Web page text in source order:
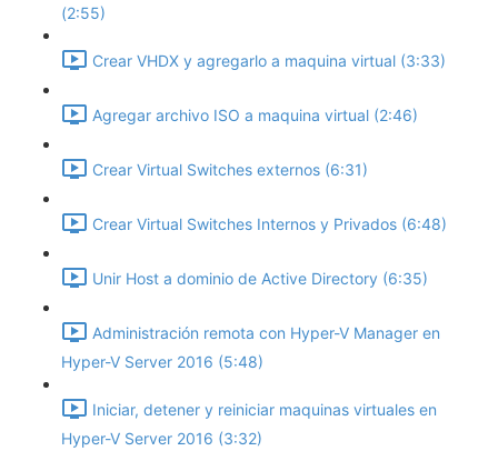
(2:55)
Crear VHDX y agregarlo a maquina virtual (3:33)
Agregar archivo ISO a maquina virtual (2:46)
Crear Virtual Switches externos (6:31)
Crear Virtual Switches Internos y Privados (6:48)
Unir Host a dominio de Active Directory (6:35)
Administración remota con Hyper-V Manager en
Hyper-V Server 2016 (5:48)
Iniciar, detener y reiniciar maquinas virtuales en
Hyper-V Server 2016 (3:32)